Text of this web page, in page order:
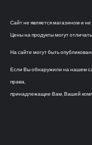
Сайт не является магазином и
Цены на продукты могут
На сайте могут быть
Если Вы обнаружили на нашем
права,
принадлежащие Вам, Вашей